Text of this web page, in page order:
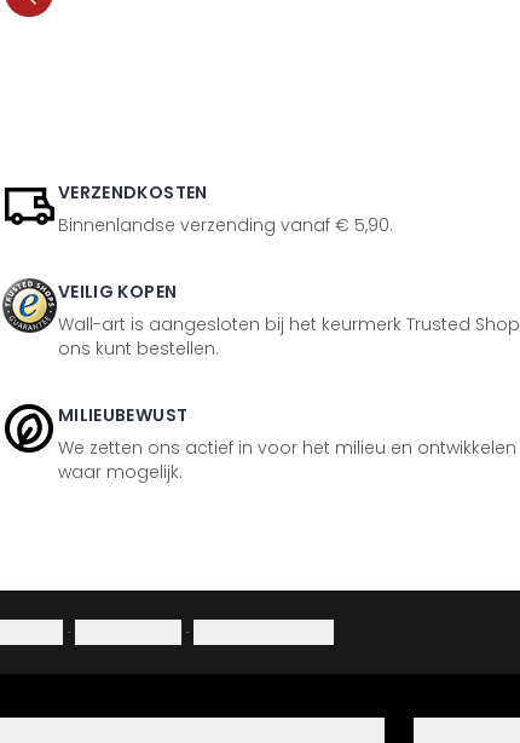
VERZENDKOSTEN
Binnenlandse verzending vanaf € 5,90.
VEILIG KOPEN
Wall-art is aangesloten bij het keurmerk Trusted
ons kunt bestellen.
MILIEUBEWUST
We zetten ons actief in voor het milieu en
waar mogelijk.
· ·